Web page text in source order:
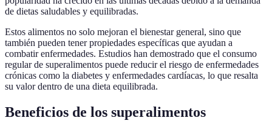
de dietas saludables y equilibradas.
Estos alimentos no solo mejoran el bienestar general, sino que
también pueden tener propiedades específicas que ayudan a
combatir enfermedades. Estudios han demostrado que el consumo
regular de superalimentos puede reducir el riesgo de enfermedades
crónicas como la diabetes y enfermedades cardíacas, lo que resalta
su valor dentro de una dieta equilibrada.
Beneficios de los superalimentos